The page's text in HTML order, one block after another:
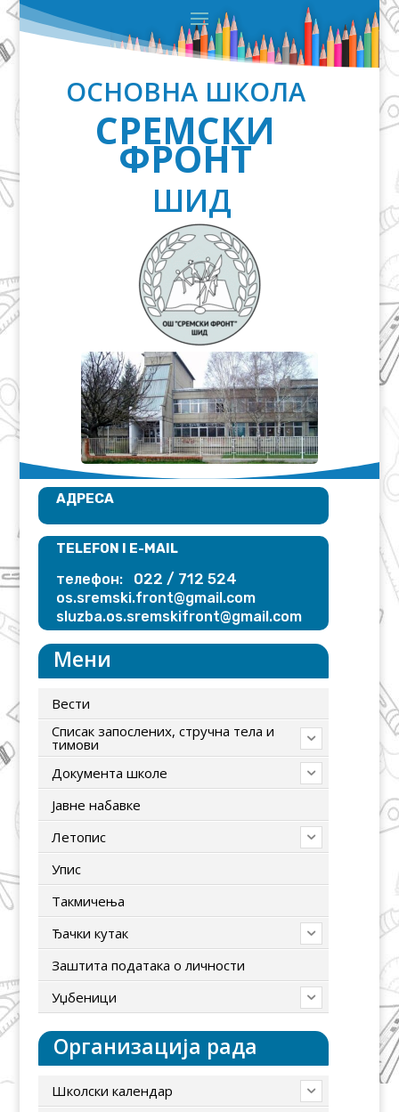
ОСНОВНА ШКОЛА
СРЕМСКИ
ФРОНТ
ШИД
АДРЕСА
TELEFON I E-MAIL
телефон: 022 / 712 524
os.sremski.front@gmail.com
sluzba.os.sremskifront@gmail.com
Мени
Вести
Списак запослених, стручна тела и
тимови
Документа школе
Јавне набавке
Летопис
Упис
Tакмичења
Ђачки кутак
Заштита података о личности
Уџбеници
Организација рада
Школски календар